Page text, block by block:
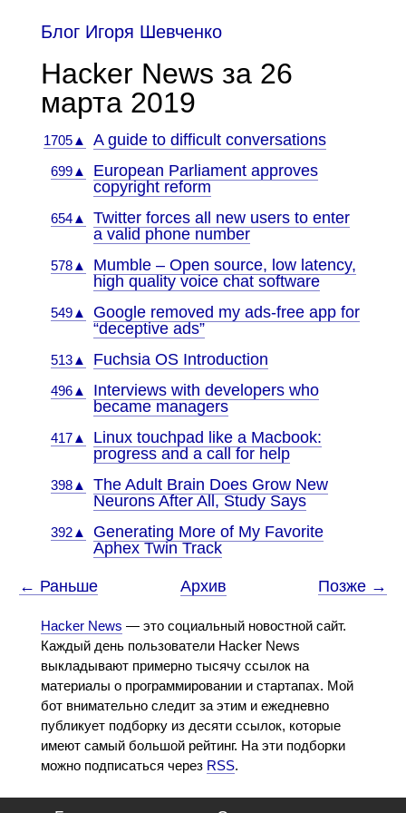
Блог Игоря Шевченко
Hacker News за 26
марта 2019
1705▲ A guide to difficult conversations
699▲
European Parliament approves
copyright reform
654▲
Twitter forces all new users to enter
a valid phone number
578▲
Mumble – Open source, low latency,
high quality voice chat software
549▲
Google removed my ads-free app for
“deceptive ads”
513▲ Fuchsia OS Introduction
496▲
Interviews with developers who
became managers
417▲
Linux touchpad like a Macbook:
progress and a call for help
398▲
The Adult Brain Does Grow New
Neurons After All, Study Says
392▲
Generating More of My Favorite
Aphex Twin Track
← Раньше Архив Позже →
Hacker News — это социальный новостной сайт.
Каждый день пользователи Hacker News
выкладывают примерно тысячу ссылок на
материалы о программировании и стартапах. Мой
бот внимательно следит за этим и ежедневно
публикует подборку из десяти ссылок, которые
имеют самый большой рейтинг. На эти подборки
можно подписаться через RSS.